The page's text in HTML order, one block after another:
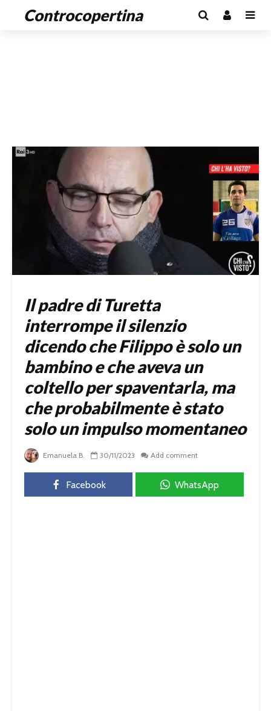
Controcopertina
Il padre di Turetta
interrompe il silenzio
dicendo che Filippo è solo un
bambino e che aveva un
coltello per spaventarla, ma
che probabilmente è stato
solo un impulso momentaneo
Emanuela B. 30/11/2023 Add comment
Facebook WhatsApp